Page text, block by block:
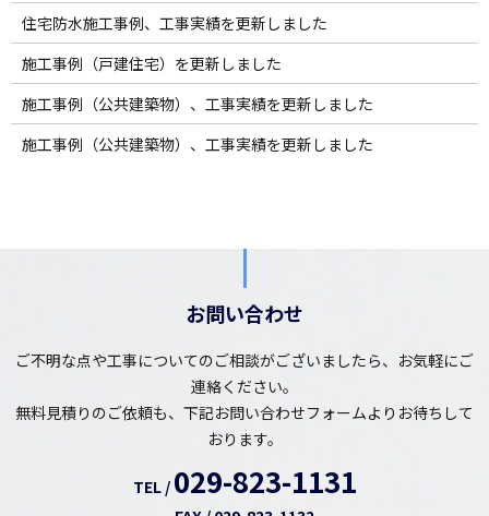
住宅防水施工事例、工事実績を更新しました
施工事例（戸建住宅）を更新しました
施工事例（公共建築物）、工事実績を更新しました
施工事例（公共建築物）、工事実績を更新しました
お問い合わせ
ご不明な点や工事についてのご相談がございましたら、お気軽にご
連絡ください。
無料見積りのご依頼も、下記お問い合わせフォームよりお待ちして
おります。
TEL / 029-823-1131